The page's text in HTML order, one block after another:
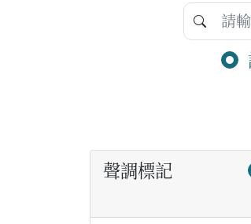
聲調標記